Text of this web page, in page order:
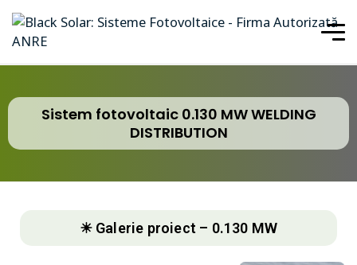
Sistem fotovoltaic 0.130 MW WELDING
DISTRIBUTION
☀ Galerie proiect – 0.130 MW